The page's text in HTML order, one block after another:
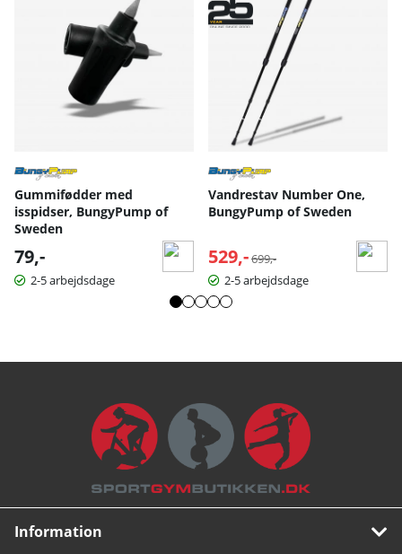
Gummifødder med
isspidser, BungyPump of
Sweden
79,-
2-5 arbejdsdage
Vandrestav Number One,
BungyPump of Sweden
529,- Normalpris:
699,-
2-5 arbejdsdage
Information